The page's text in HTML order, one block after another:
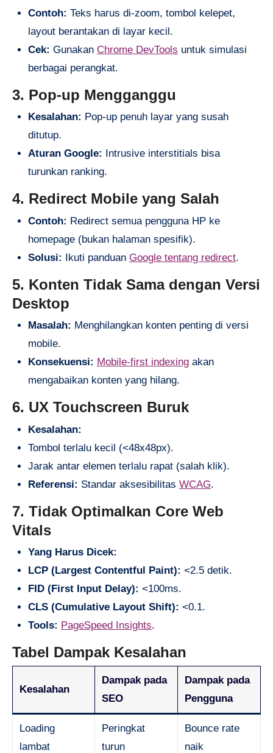
Contoh: Teks harus di-zoom, tombol kelepet,
layout berantakan di layar kecil.
Cek: Gunakan Chrome DevTools untuk simulasi
berbagai perangkat.
3. Pop-up Mengganggu
Kesalahan: Pop-up penuh layar yang susah
ditutup.
Aturan Google:
Intrusive interstitials bisa
turunkan ranking.
4. Redirect Mobile yang Salah
Contoh: Redirect semua pengguna HP ke
homepage (bukan halaman spesifik).
Solusi: Ikuti panduan Google tentang redirect.
5. Konten Tidak Sama dengan Versi
Desktop
Masalah: Menghilangkan konten penting di versi
mobile.
Konsekuensi: Mobile-first indexing akan
mengabaikan konten yang hilang.
6. UX Touchscreen Buruk
Kesalahan:
Tombol terlalu kecil (<48x48px).
Jarak antar elemen terlalu rapat (salah klik).
Referensi: Standar aksesibilitas WCAG.
7. Tidak Optimalkan Core Web
Vitals
Yang Harus Dicek:
LCP (Largest Contentful Paint): <2.5 detik.
FID (First Input Delay): <100ms.
CLS (Cumulative Layout Shift): <0.1.
Tools: PageSpeed Insights.
Tabel Dampak Kesalahan
Kesalahan
Dampak pada
SEO
Dampak pada
Pengguna
Loading
lambat
Peringkat
turun
Bounce rate
naik